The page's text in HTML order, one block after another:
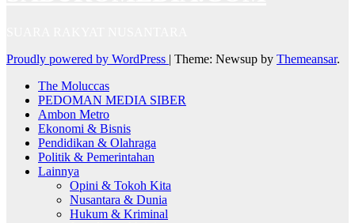
Proudly powered by WordPress | Theme: Newsup by Themeansar.
The Moluccas
PEDOMAN MEDIA SIBER
Ambon Metro
Ekonomi & Bisnis
Pendidikan & Olahraga
Politik & Pemerintahan
Lainnya
Opini & Tokoh Kita
Nusantara & Dunia
Hukum & Kriminal